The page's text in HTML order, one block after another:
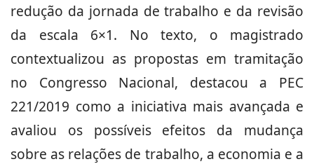
redução da jornada de trabalho e da revisão
da escala 6×1. No texto, o magistrado
contextualizou as propostas em tramitação
no Congresso Nacional, destacou a PEC
221/2019 como a iniciativa mais avançada e
avaliou os possíveis efeitos da mudança
sobre as relações de trabalho, a economia e a